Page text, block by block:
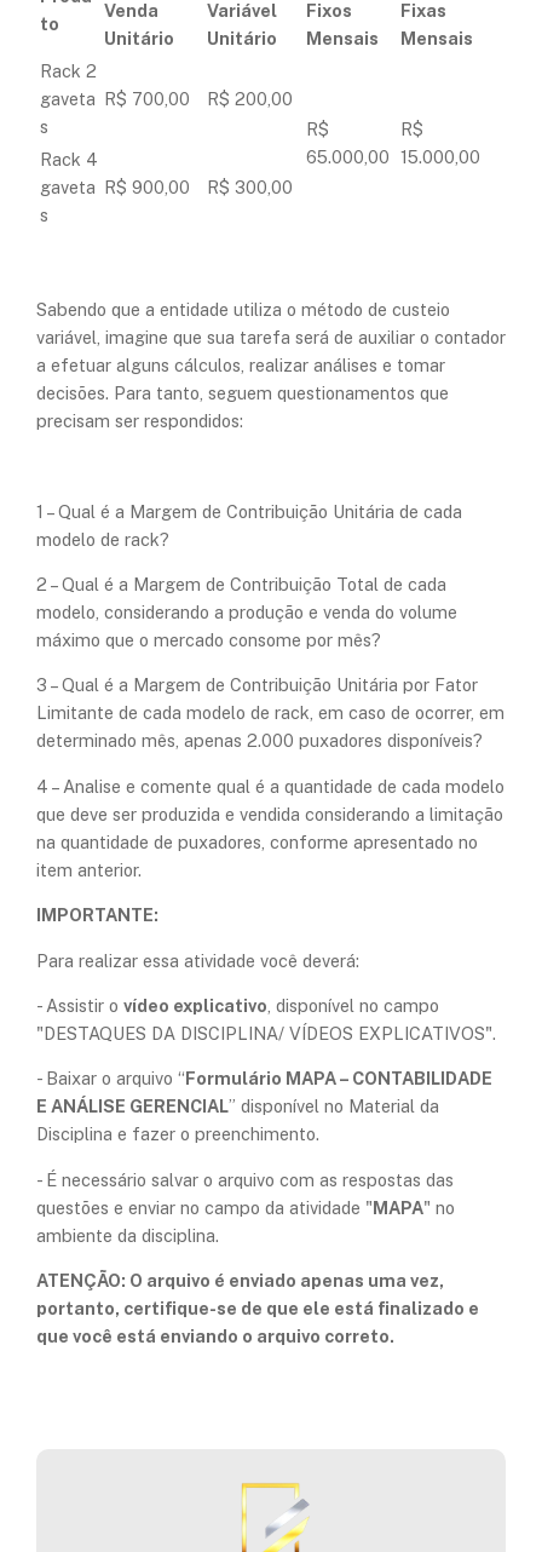
to
Venda
Unitário
Variável
Unitário
Fixos
Mensais
Fixas
Mensais
Rack 2
gaveta
s
R$ 700,00
R$ 200,00
R$
65.000,00
R$
15.000,00
Rack 4
gaveta
s
R$ 900,00 R$ 300,00
Sabendo que a entidade utiliza o método de custeio
variável, imagine que sua tarefa será de auxiliar o contador
a efetuar alguns cálculos, realizar análises e tomar
decisões. Para tanto, seguem questionamentos que
precisam ser respondidos:
1 – Qual é a Margem de Contribuição Unitária de cada
modelo de rack?
2 – Qual é a Margem de Contribuição Total de cada
modelo, considerando a produção e venda do volume
máximo que o mercado consome por mês?
3 – Qual é a Margem de Contribuição Unitária por Fator
Limitante de cada modelo de rack, em caso de ocorrer, em
determinado mês, apenas 2.000 puxadores disponíveis?
4 – Analise e comente qual é a quantidade de cada modelo
que deve ser produzida e vendida considerando a limitação
na quantidade de puxadores, conforme apresentado no
item anterior.
IMPORTANTE:
Para realizar essa atividade você deverá:
- Assistir o vídeo explicativo , disponível no campo
"DESTAQUES DA DISCIPLINA/ VÍDEOS EXPLICATIVOS".
- Baixar o arquivo “Formulário MAPA – CONTABILIDADE
E ANÁLISE GERENCIAL” disponível no Material da
Disciplina e fazer o preenchimento.
- É necessário salvar o arquivo com as respostas das
questões e enviar no campo da atividade "MAPA" no
ambiente da disciplina.
ATENÇÃO: O arquivo é enviado apenas uma vez,
portanto, certifique-se de que ele está finalizado e
que você está enviando o arquivo correto.